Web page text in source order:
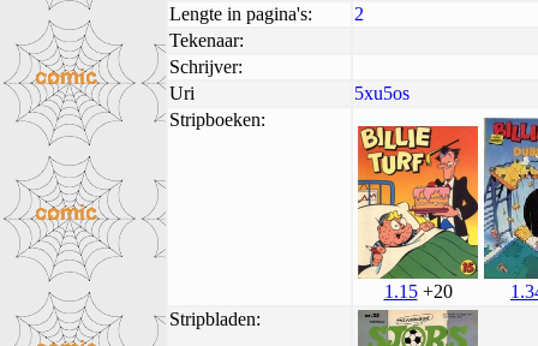
Lengte in pagina's:
2
Tekenaar:
Schrijver:
Uri
5xu5os
Stripboeken:
1.15+20
Stripbladen: